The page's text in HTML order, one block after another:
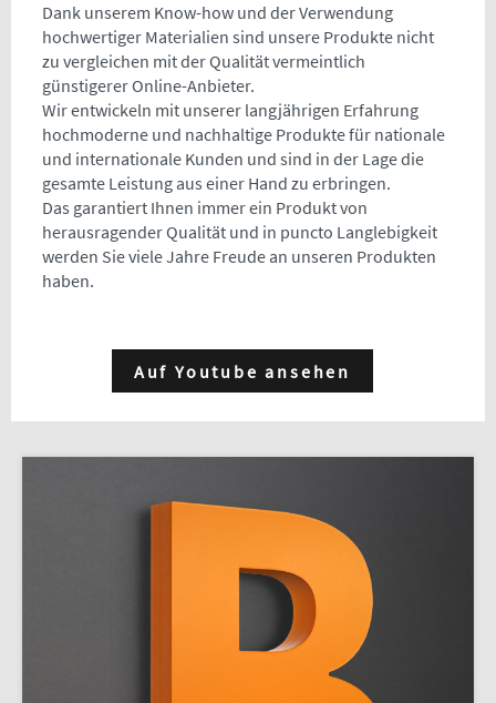
Dank unserem Know-how und der Verwendung
hochwertiger Materialien sind unsere Produkte nicht
zu vergleichen mit der Qualität vermeintlich
günstigerer Online-Anbieter.
Wir entwickeln mit unserer langjährigen Erfahrung
hochmoderne und nachhaltige Produkte für nationale
und internationale Kunden und sind in der Lage die
gesamte Leistung aus einer Hand zu erbringen.
Das garantiert Ihnen immer ein Produkt von
herausragender Qualität und in puncto Langlebigkeit
werden Sie viele Jahre Freude an unseren Produkten
haben.
Auf Youtube ansehen